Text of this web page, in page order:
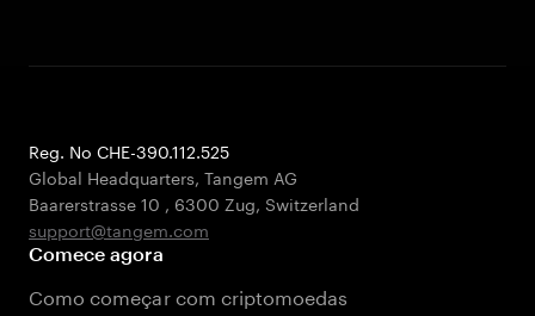
Reg. No CHE-390.112.525
Global Headquarters, Tangem AG
Baarerstrasse 10 , 6300 Zug, Switzerland
support@tangem.com
Comece agora
Como começar com criptomoedas